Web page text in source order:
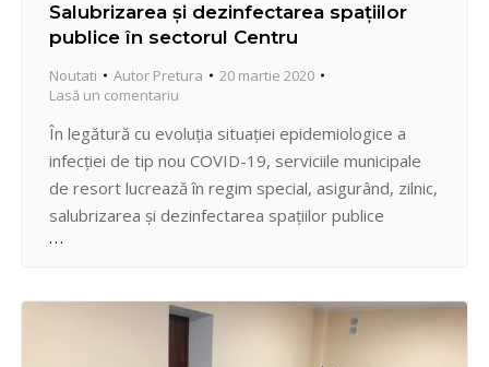
Salubrizarea și dezinfectarea spațiilor
publice în sectorul Centru
Noutati Autor Pretura
20 martie 2020
Lasă un comentariu
În legătură cu evoluția situației epidemiologice a
infecției de tip nou COVID-19, serviciile municipale
de resort lucrează în regim special, asigurând, zilnic,
salubrizarea și dezinfectarea spațiilor publice
adiacente blocurilor locative, a terenurilor de
staţiilor de aşteptare a transportului. Deasemenea,
continuă informarea locuitorilor prin repartizarea